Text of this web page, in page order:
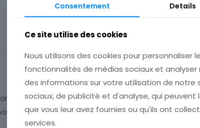
Description
ma boutique
Consentement Details
Ce site utilise des cookies
Nous utilisons des cookies pour personnaliser
fonctionnalités de médias sociaux et
des informations sur votre utilisation de
sociaux, de publicité et d'analyse, qui
que vous leur avez fournies ou qu'ils ont
services.